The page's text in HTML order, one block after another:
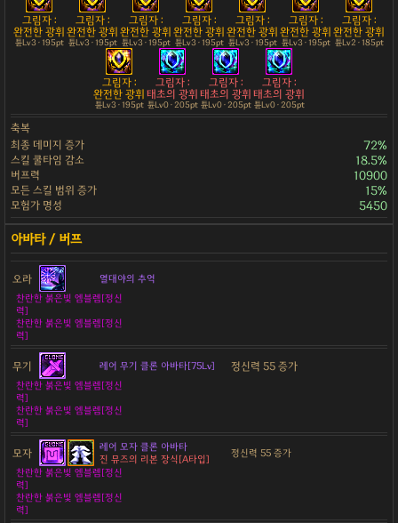
그림자 :
완전한 광휘
튠Lv3 · 195pt
그림자 :
완전한 광휘
튠Lv3 · 195pt
그림자 :
완전한 광휘
튠Lv3 · 195pt
그림자 :
완전한 광휘
튠Lv3 · 195pt
그림자 :
완전한 광휘
튠Lv3 · 195pt
그림자 :
완전한 광휘
튠Lv3 · 195pt
그림자 :
완전한 광휘
튠Lv2 · 185pt
그림자 :
완전한 광휘
튠Lv3 · 195pt
그림자 :
태초의 광휘
튠Lv0 · 205pt
그림자 :
태초의 광휘
튠Lv0 · 205pt
그림자 :
태초의 광휘
튠Lv0 · 205pt
축복
최종 데미지 증가
72%
스킬 쿨타임 감소 18.5%
버프력 10900
모든 스킬 범위 증가 15%
모험가 명성 5450
오라
열대야의 추억
찬란한 붉은빛 엠블렘[정신
력]
찬란한 붉은빛 엠블렘[정신
력]
무기 레어 무기 클론 아바타[75Lv] 정신력 55 증가
찬란한 붉은빛 엠블렘[정신
력]
찬란한 붉은빛 엠블렘[정신
력]
모자
레어 모자 클론 아바타
진 뮤즈의 리본 장식[A타입]
정신력 55 증가
찬란한 붉은빛 엠블렘[정신
력]
찬란한 붉은빛 엠블렘[정신
력]